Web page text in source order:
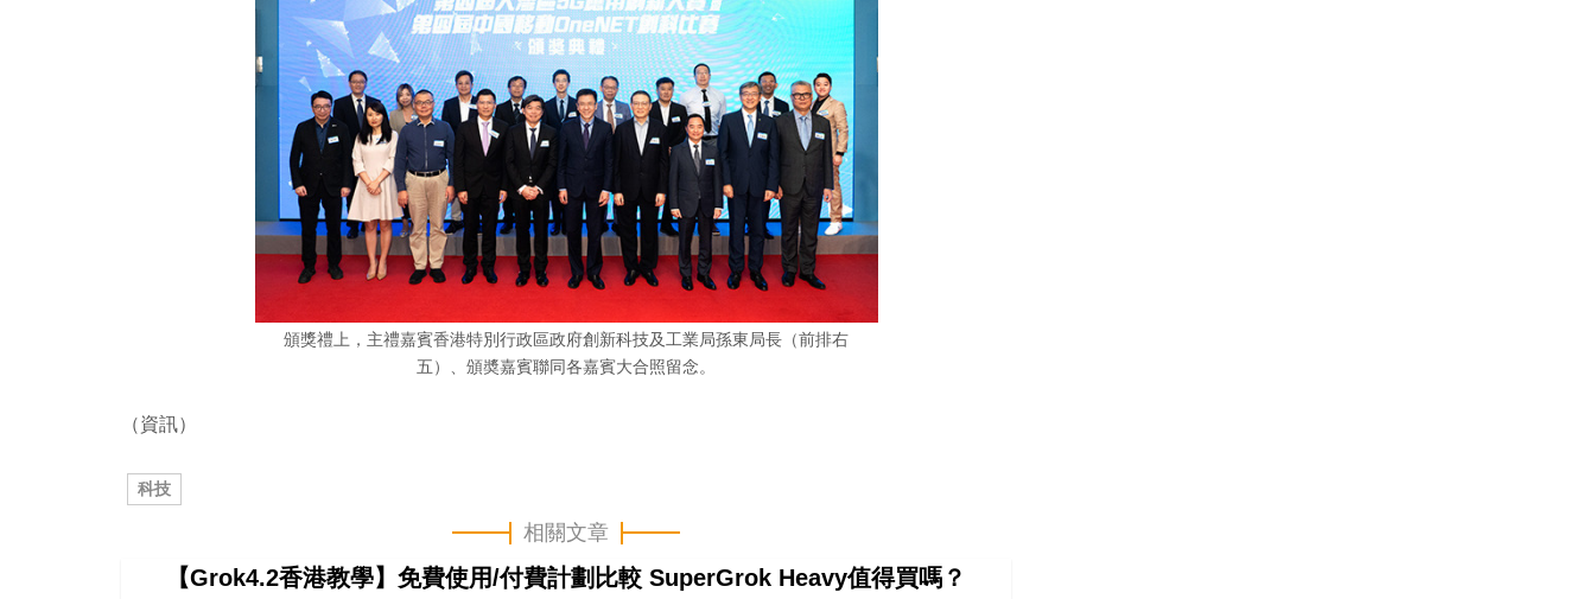
頒獎禮上，主禮嘉賓香港特別行政區政府創新科技及工業局孫東局長（前排右
五）、頒奬嘉賓聯同各嘉賓大合照留念。
（資訊）
科技
相關文章
【Grok4.2香港教學】免費使用/付費計劃比較 SuperGrok Heavy值得買嗎？